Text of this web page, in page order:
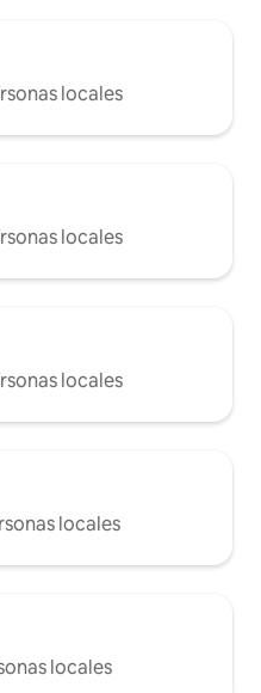
locales
locales
locales
locales
locales